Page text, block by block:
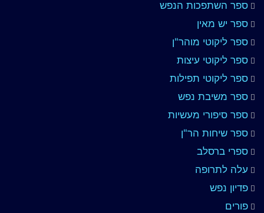
ספר השתפכות הנפש
ספר יש מאין
ספר ליקוטי מוהר"ן
ספר ליקוטי עיצות
ספר ליקוטי תפילות
ספר משיבת נפש
ספר סיפורי מעשיות
ספר שיחות הר"ן
ספרי ברסלב
עלה לתרופה
פדיון נפש
פורים